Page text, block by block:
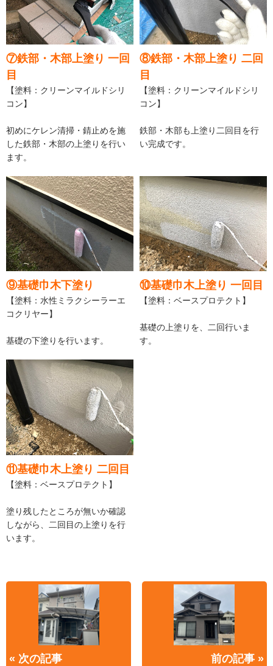
⑦鉄部・木部上塗り 一回
目
【塗料：クリーンマイルドシリ
コン】
初めにケレン清掃・錆止めを施
した鉄部・木部の上塗りを行い
ます。
⑧鉄部・木部上塗り 二回
目
【塗料：クリーンマイルドシリ
コン】
鉄部・木部も上塗り二回目を行
い完成です。
⑨基礎巾木下塗り
【塗料：水性ミラクシーラーエ
コクリヤー】
基礎の下塗りを行います。
⑩基礎巾木上塗り 一回目
【塗料：ベースプロテクト】
基礎の上塗りを、二回行いま
す。
⑪基礎巾木上塗り 二回目
【塗料：ベースプロテクト】
塗り残したところが無いか確認
しながら、二回目の上塗りを行
います。
« 次の記事
前の記事 »